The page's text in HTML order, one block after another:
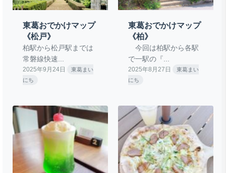
東葛おでかけマップ
《松戸》
柏駅から松戸駅までは
常磐線快速...
2025年9月24日
東葛まい
にち
東葛おでかけマップ
《柏》
今回は柏駅から各駅
で一駅の『...
2025年8月27日
東葛まい
にち